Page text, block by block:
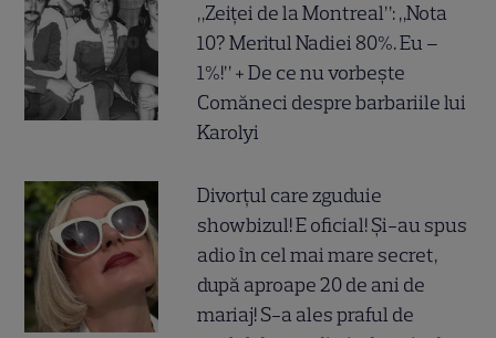
„Zeiței de la Montreal”: „Nota
10? Meritul Nadiei 80%. Eu –
1%!” + De ce nu vorbește
Comăneci despre barbariile lui
Karolyi
Divorțul care zguduie
showbizul! E oficial! Și-au spus
adio în cel mai mare secret,
după aproape 20 de ani de
mariaj! S-a ales praful de